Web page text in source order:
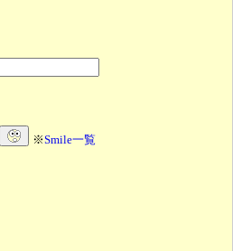
※Smile一覧